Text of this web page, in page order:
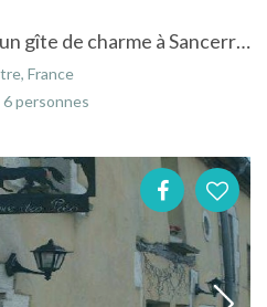
Le gîte "Les Potiers" est un gîte de charme à Sancerre, classé 3 épis gîtes de France
France
6 personnes